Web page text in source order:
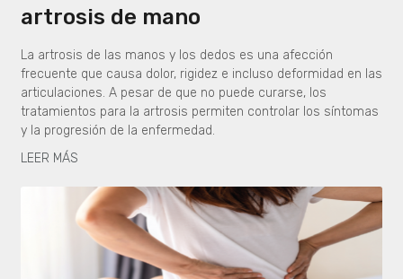
artrosis de mano
La artrosis de las manos y los dedos es una afección
frecuente que causa dolor, rigidez e incluso deformidad en las
articulaciones. A pesar de que no puede curarse, los
tratamientos para la artrosis permiten controlar los síntomas
y la progresión de la enfermedad.
LEER MÁS